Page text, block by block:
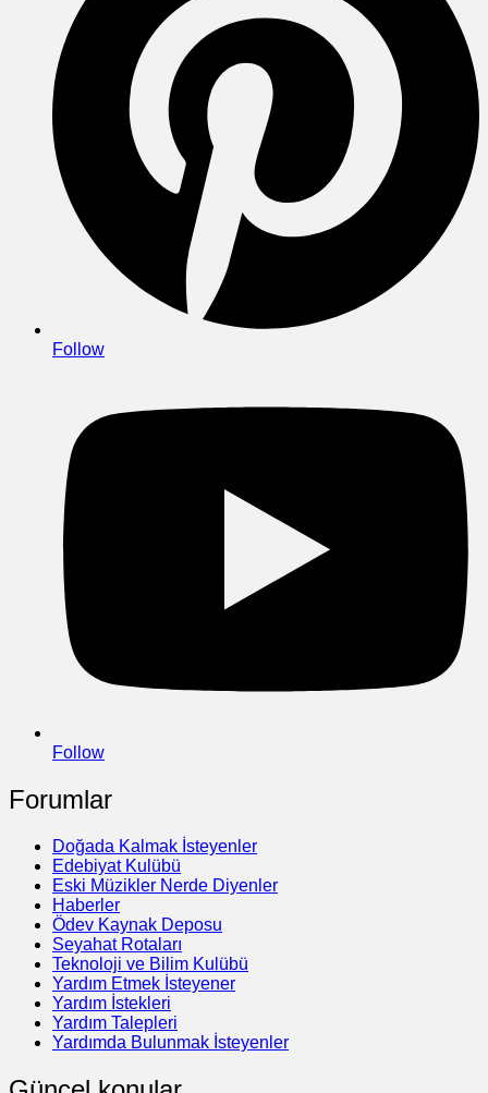
Follow
Follow
Forumlar
Doğada Kalmak İsteyenler
Edebiyat Kulübü
Eski Müzikler Nerde Diyenler
Haberler
Ödev Kaynak Deposu
Seyahat Rotaları
Teknoloji ve Bilim Kulübü
Yardım Etmek İsteyener
Yardım İstekleri
Yardım Talepleri
Yardımda Bulunmak İsteyenler